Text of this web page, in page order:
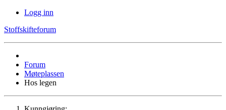
Logg inn
Stoffskifteforum
Forum
Møteplassen
Hos legen